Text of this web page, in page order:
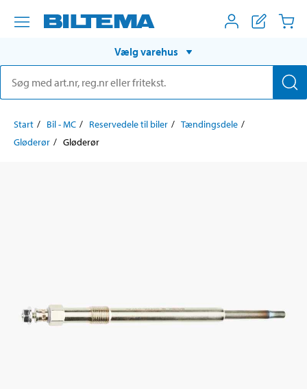
Vælg varehus
Start Bil - MC Reservedele til biler
Tændingsdele
Gløderør
Gløderør